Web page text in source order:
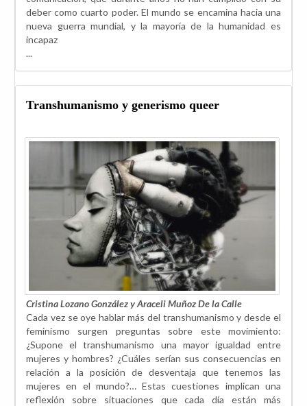
deber como cuarto poder. El mundo se encamina hacia una
nueva guerra mundial, y la mayoría de la humanidad es
incapaz
...
Transhumanismo y generismo queer
Cristina Lozano GonzálezyAraceli Muñoz De la Calle
Cada vez se oye hablar más del transhumanismo y desde el
feminismo surgen preguntas sobre este movimiento:
¿Supone el transhumanismo una mayor igualdad entre
mujeres y hombres? ¿Cuáles serían sus consecuencias en
relación a la posición de desventaja que tenemos las
mujeres en el mundo?… Estas cuestiones implican una
reflexión sobre situaciones que cada día están más